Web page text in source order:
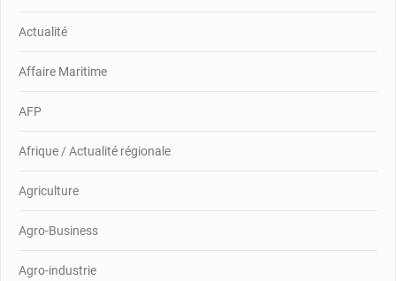
Actualité
Affaire Maritime
AFP
Afrique / Actualité régionale
Agriculture
Agro-Business
Agro-industrie